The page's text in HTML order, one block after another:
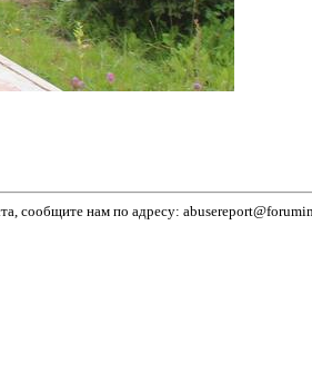
сообщите нам по адресу: